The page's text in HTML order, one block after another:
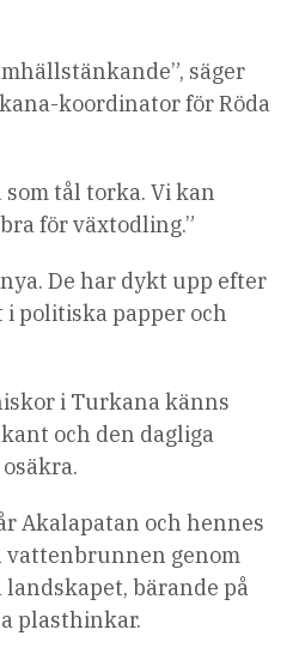
säger
koordinator för Röda
tål torka. Vi kan
för växtodling.”
De har dykt upp efter
politiska papper och
i Turkana känns
och den dagliga
Akalapatan och hennes
genom
bärande på
plasthinkar.